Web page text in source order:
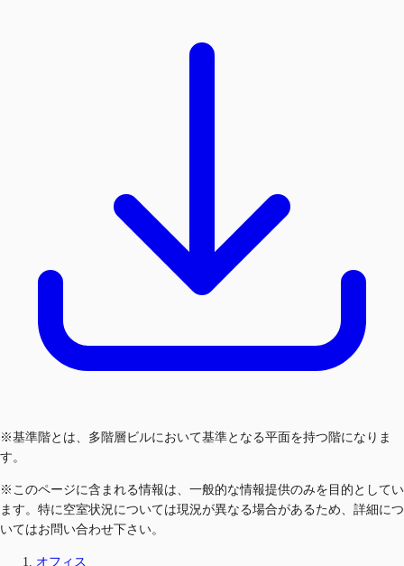
※基準階とは、多階層ビルにおいて基準となる平面を持つ階になりま
す。
※このページに含まれる情報は、一般的な情報提供のみを目的としてい
ます。特に空室状況については現況が異なる場合があるため、詳細につ
いてはお問い合わせ下さい。
オフィス